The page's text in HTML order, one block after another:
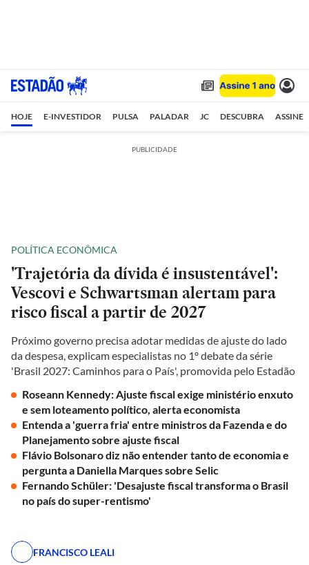
HOJE E-INVESTIDOR PULSA PALADAR JC DESCUBRA ASSINE
PUBLICIDADE
POLÍTICA ECONÔMICA
'Trajetória da dívida é insustentável':
Vescovi e Schwartsman alertam para
risco fiscal a partir de 2027
Próximo governo precisa adotar medidas de ajuste do lado
da despesa, explicam especialistas no 1º debate da série
'Brasil 2027: Caminhos para o País', promovida pelo Estadão
Roseann Kennedy: Ajuste fiscal exige ministério enxuto
e sem loteamento político, alerta economista
Entenda a 'guerra fria' entre ministros da Fazenda e do
Planejamento sobre ajuste fiscal
Flávio Bolsonaro diz não entender tanto de economia e
pergunta a Daniella Marques sobre Selic
Fernando Schüler: 'Desajuste fiscal transforma o Brasil
no país do super-rentismo'
FRANCISCO LEALI